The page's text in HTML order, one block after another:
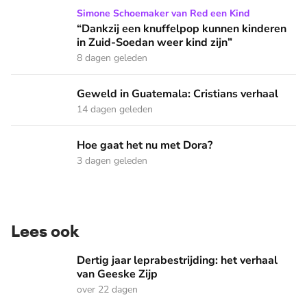
“Dankzij een knuffelpop kunnen kinderen in Zuid-Soedan
Simone Schoemaker van Red een Kind
“Dankzij een knuffelpop kunnen kinderen
in Zuid-Soedan weer kind zijn”
8 dagen geleden
Geweld in Guatemala: Cristians verhaal
Geweld in Guatemala: Cristians verhaal
14 dagen geleden
Hoe gaat het nu met Dora?
Hoe gaat het nu met Dora?
3 dagen geleden
Lees ook
Dertig jaar leprabestrijding: het verhaal van Geeske Zijp
Dertig jaar leprabestrijding: het verhaal
van Geeske Zijp
over 22 dagen